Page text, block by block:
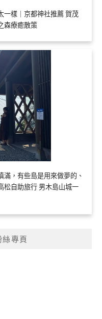
一樣｜京都神社推薦 賀茂
森療癒散策
，有些島是用來做夢的、
松自助旅行 男木島山城一
專頁